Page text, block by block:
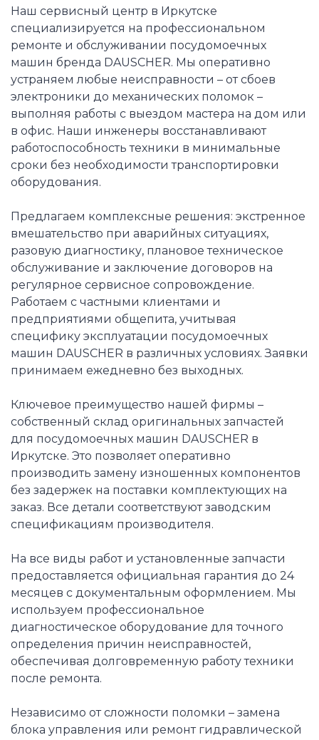
Наш сервисный центр в Иркутске
специализируется на профессиональном
ремонте и обслуживании посудомоечных
машин бренда DAUSCHER. Мы оперативно
устраняем любые неисправности – от сбоев
электроники до механических поломок –
выполняя работы с выездом мастера на дом или
в офис. Наши инженеры восстанавливают
работоспособность техники в минимальные
сроки без необходимости транспортировки
оборудования.
Предлагаем комплексные решения: экстренное
вмешательство при аварийных ситуациях,
разовую диагностику, плановое техническое
обслуживание и заключение договоров на
регулярное сервисное сопровождение.
Работаем с частными клиентами и
предприятиями общепита, учитывая
специфику эксплуатации посудомоечных
машин DAUSCHER в различных условиях. Заявки
принимаем ежедневно без выходных.
Ключевое преимущество нашей фирмы –
собственный склад оригинальных запчастей
для посудомоечных машин DAUSCHER в
Иркутске. Это позволяет оперативно
производить замену изношенных компонентов
без задержек на поставки комплектующих на
заказ. Все детали соответствуют заводским
спецификациям производителя.
На все виды работ и установленные запчасти
предоставляется официальная гарантия до 24
месяцев с документальным оформлением. Мы
используем профессиональное
диагностическое оборудование для точного
определения причин неисправностей,
обеспечивая долговременную работу техники
после ремонта.
Независимо от сложности поломки – замена
блока управления или ремонт гидравлической